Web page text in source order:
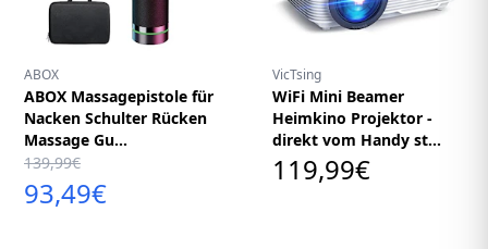
ABOX
ABOX Massagepistole für
Nacken Schulter Rücken
Massage Gu...
139,99€
93,49€
VicTsing
WiFi Mini Beamer
Heimkino Projektor -
direkt vom Handy st...
119,99€